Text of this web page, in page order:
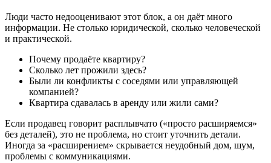
Люди часто недооценивают этот блок, а он даёт много
информации. Не столько юридической, сколько человеческой
и практической.
Почему продаёте квартиру?
Сколько лет прожили здесь?
Были ли конфликты с соседями или управляющей
компанией?
Квартира сдавалась в аренду или жили сами?
Если продавец говорит расплывчато («просто расширяемся»
без деталей), это не проблема, но стоит уточнить детали.
Иногда за «расширением» скрывается неудобный дом, шум,
проблемы с коммуникациями.